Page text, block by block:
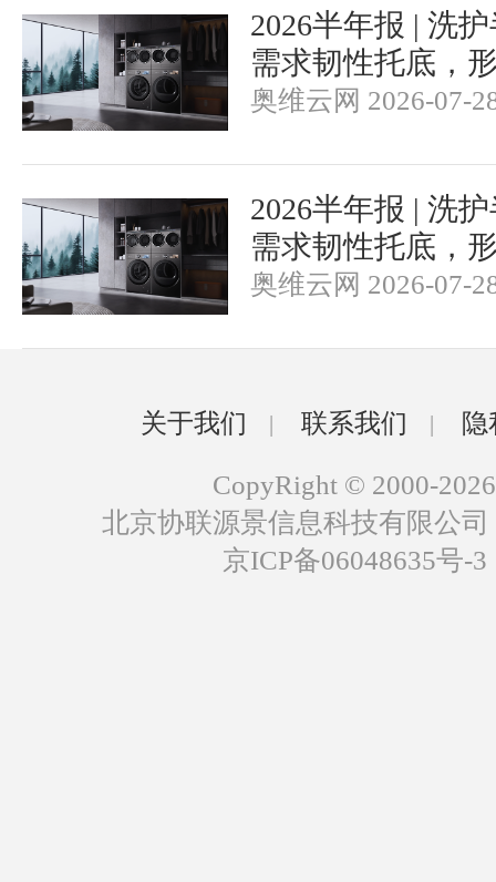
2026半年报 | 洗
需求韧性托底，
奥维云网 2026-07-
2026半年报 | 洗
需求韧性托底，
奥维云网 2026-07-
关于我们 | 联系我们 |
CopyRight © 2000-2026
北京协联源景信息科技有限公
京ICP备06048635号-3